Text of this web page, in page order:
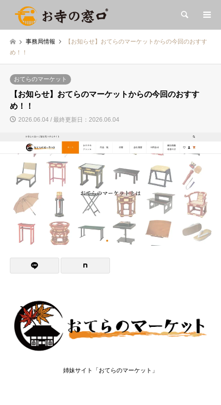
検索
事務局情報
【お知らせ】おてらのマーケットからの今回のおすす
め！！
おてらのマーケット
【お知らせ】おてらのマーケットからの今回のおすす
め！！
2026.06.04 / 最終更新日：2026.06.04
姉妹サイト「おてらのマーケット」